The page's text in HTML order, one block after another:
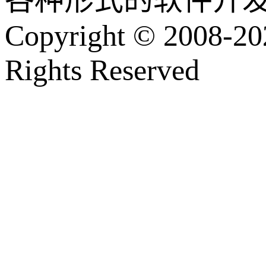
Copyright © 2008-
Rights Reserved